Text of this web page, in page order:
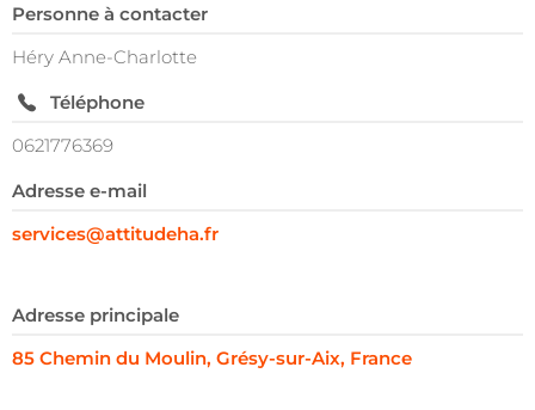
Personne à contacter
Héry Anne-Charlotte
Téléphone
0621776369
Adresse e-mail
services@attitudeha.fr
Adresse principale
85 Chemin du Moulin, Grésy-sur-Aix, France